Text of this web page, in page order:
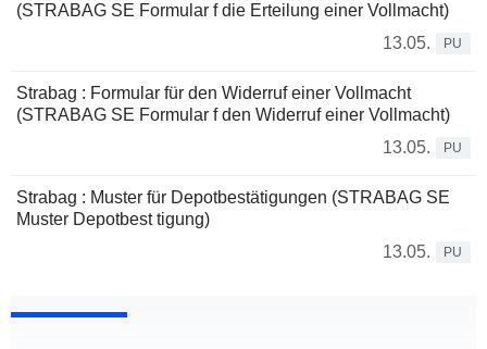
(STRABAG SE Formular f die Erteilung einer Vollmacht)
13.05.
PU
Strabag : Formular für den Widerruf einer Vollmacht
(STRABAG SE Formular f den Widerruf einer Vollmacht)
13.05.
PU
Strabag : Muster für Depotbestätigungen (STRABAG SE
Muster Depotbest tigung)
13.05.
PU